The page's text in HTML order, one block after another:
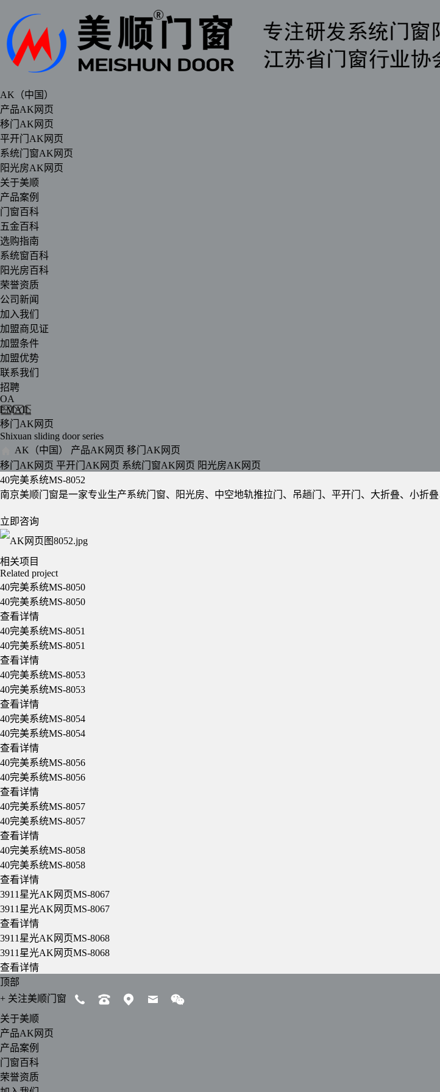
AK（中国）
产品AK网页
移门AK网页
平开门AK网页
系统门窗AK网页
阳光房AK网页
关于美顺
产品案例
门窗百科
五金百科
选购指南
系统窗百科
阳光房百科
荣誉资质
公司新闻
加入我们
加盟商见证
加盟条件
加盟优势
联系我们
招聘
OA
EMAIL
移门AK网页
Shixuan sliding door series
AK（中国） 产品AK网页 移门AK网页
移门AK网页 平开门AK网页 系统门窗AK网页 阳光房AK网页
40完美系统MS-8052
南京美顺门窗是一家专业生产系统门窗、阳光房、中空地轨推拉门、吊趟门、平开门、大折叠、小折
立即咨询
相关项目
Related project
40完美系统MS-8050
40完美系统MS-8050
查看详情
40完美系统MS-8051
40完美系统MS-8051
查看详情
40完美系统MS-8053
40完美系统MS-8053
查看详情
40完美系统MS-8054
40完美系统MS-8054
查看详情
40完美系统MS-8056
40完美系统MS-8056
查看详情
40完美系统MS-8057
40完美系统MS-8057
查看详情
40完美系统MS-8058
40完美系统MS-8058
查看详情
3911星光AK网页MS-8067
3911星光AK网页MS-8067
查看详情
3911星光AK网页MS-8068
3911星光AK网页MS-8068
查看详情
顶部
+ 关注美顺门窗
关于美顺
产品AK网页
产品案例
门窗百科
荣誉资质